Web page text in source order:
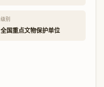
级别
全国重点文物保护单位